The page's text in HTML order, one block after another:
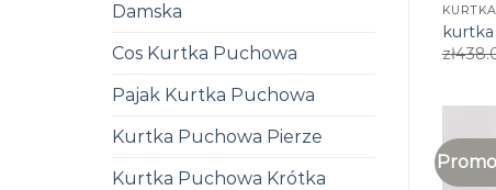
Damska
Cos Kurtka Puchowa
Pajak Kurtka Puchowa
Kurtka Puchowa Pierze
Kurtka Puchowa Krótka
zł